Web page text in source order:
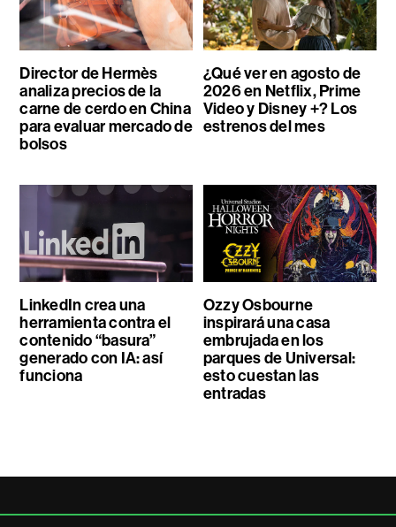
Director de Hermès
analiza precios de la
carne de cerdo en China
para evaluar mercado de
bolsos
¿Qué ver en agosto de
2026 en Netflix, Prime
Video y Disney +? Los
estrenos del mes
LinkedIn crea una
herramienta contra el
contenido “basura”
generado con IA: así
funciona
Ozzy Osbourne
inspirará una casa
embrujada en los
parques de Universal:
esto cuestan las
entradas